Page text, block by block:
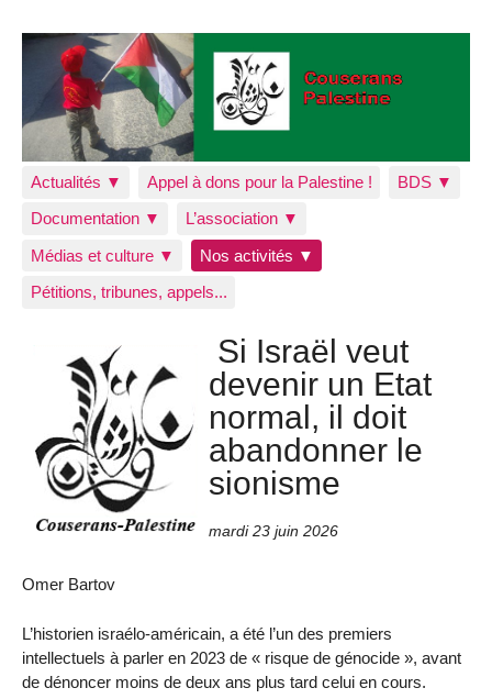
Actualités ▼ Appel à dons pour la Palestine !
BDS ▼
Documentation ▼
L’association ▼
Médias et culture ▼
Nos activités ▼
Pétitions, tribunes, appels...
Si Israël veut
devenir un Etat
normal, il doit
abandonner le
sionisme
mardi 23 juin 2026
Omer Bartov
L’historien israélo-américain, a été l’un des premiers
intellectuels à parler en 2023 de « risque de génocide », avant
de dénoncer moins de deux ans plus tard celui en cours.